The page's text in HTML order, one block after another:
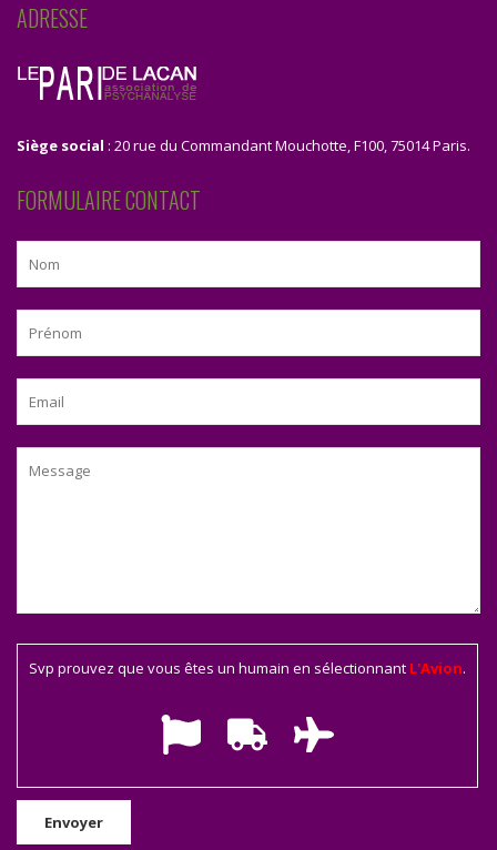
ADRESSE
Siège social : 20 rue du Commandant Mouchotte, F100, 75014 Paris.
FORMULAIRE CONTACT
Svp prouvez que vous êtes un humain en sélectionnant L'Avion.